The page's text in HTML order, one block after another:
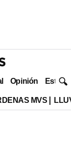
Opinión Estilo
MVS